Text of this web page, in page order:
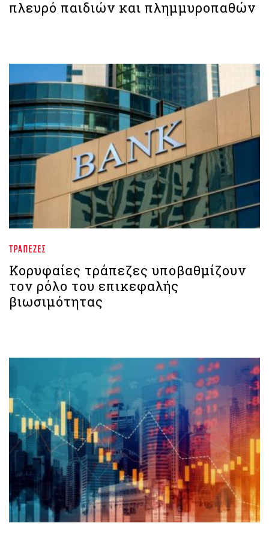
πλευρό παιδιών και πλημμυροπαθών
ΤΡΆΠΕΖΕΣ
Κορυφαίες τράπεζες υποβαθμίζουν
τον ρόλο του επικεφαλής
βιωσιμότητας